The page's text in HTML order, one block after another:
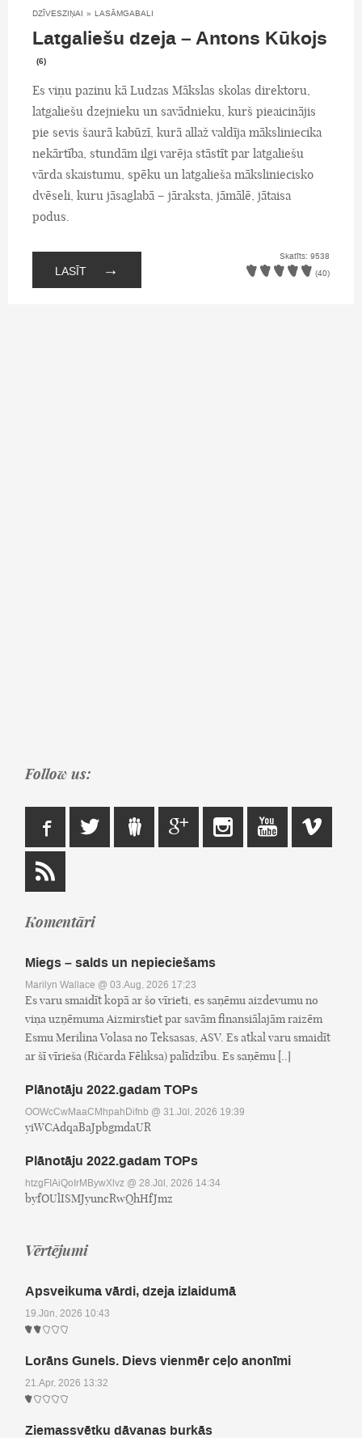
DZĪVESZIŅAI » LASĀMGABALI
Latgaliešu dzeja – Antons Kūkojs
(6)
Es viņu pazinu kā Ludzas Mākslas skolas direktoru,
latgaliešu dzejnieku un savādnieku, kurš pieaicinājis
pie sevis šaurā kabūzī, kurā allaž valdīja māksliniecika
nekārtība, stundām ilgi varēja stāstīt par latgaliešu
vārda skaistumu, spēku un latgalieša māksliniecisko
dvēseli, kuru jāsaglabā – jāraksta, jāmālē, jātaisa
podus.
LASĪT →
Skatīts: 9538
(40)
Follow us:
Komentāri
Miegs – salds un nepieciešams
Marilyn Wallace @ 03.Aug, 2026 17:23
Es varu smaidīt kopā ar šo vīrieti, es saņēmu aizdevumu no
viņa uzņēmuma Aizmirstiet par savām finansiālajām raizēm
Esmu Merilina Volasa no Teksasas, ASV. Es atkal varu smaidīt
ar šī vīrieša (Ričarda Fēliksa) palīdzību. Es saņēmu [..]
Plānotāju 2022.gadam TOPs
OOWcCwMaaCMhpahDifnb @ 31.Jūl, 2026 19:39
yiWCAdqaBaJpbgmdaUR
Plānotāju 2022.gadam TOPs
htzgFIAiQoIrMBywXlvz @ 28.Jūl, 2026 14:34
byfOUlISMJyuncRwQhHfJmz
Vērtējumi
Apsveikuma vārdi, dzeja izlaidumā
19.Jūn, 2026 10:43
Lorāns Gunels. Dievs vienmēr ceļo anonīmi
21.Apr, 2026 13:32
Ziemassvētku dāvanas burkās